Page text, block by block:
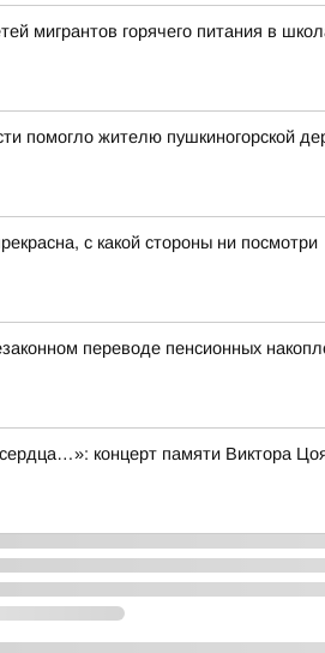
мигрантов горячего питания в
помогло жителю пушкиногорской
с какой стороны ни посмотри
переводе пенсионных
концерт памяти Виктора Цоя